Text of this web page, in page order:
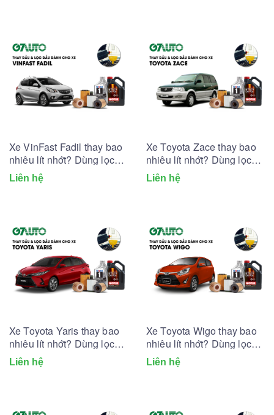
Xe VinFast Fadil thay bao
nhiêu lít nhớt? Dùng lọc
dầu nhớt nào?
Liên hệ
Xe Toyota Zace thay bao
nhiêu lít nhớt? Dùng lọc
dầu nhớt nào?
Liên hệ
Xe Toyota Yaris thay bao
nhiêu lít nhớt? Dùng lọc
dầu nhớt nào?
Liên hệ
Xe Toyota Wigo thay bao
nhiêu lít nhớt? Dùng lọc
dầu nhớt nào?
Liên hệ